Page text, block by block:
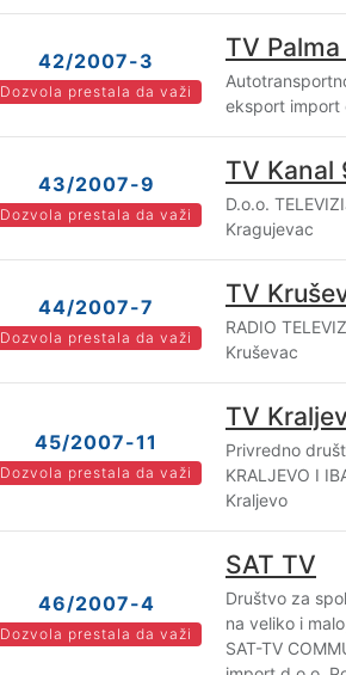
42/2007-3
Dozvola prestala da važi
TV
eksport import
43/2007-9
Dozvola prestala da važi
TV Kanal
D.o.o.
Kragujevac
44/2007-7
Dozvola prestala da važi
TV
RADIO
Kruševac
45/2007-11
Dozvola prestala da važi
TV
Privredno
KRALJEVO I
Kraljevo
46/2007-4
Dozvola prestala da važi
SAT TV
Društvo za
na veliko i
SAT-TV